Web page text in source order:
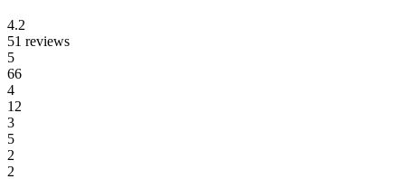
4.2
51 reviews
5
66
4
12
3
5
2
2